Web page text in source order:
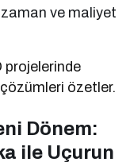
ve maliyet
projelerinde
özetler.
Dönem:
ile Uçurun